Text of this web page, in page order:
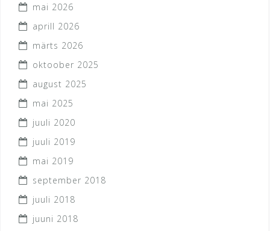
mai 2026
aprill 2026
märts 2026
oktoober 2025
august 2025
mai 2025
juuli 2020
juuli 2019
mai 2019
september 2018
juuli 2018
juuni 2018